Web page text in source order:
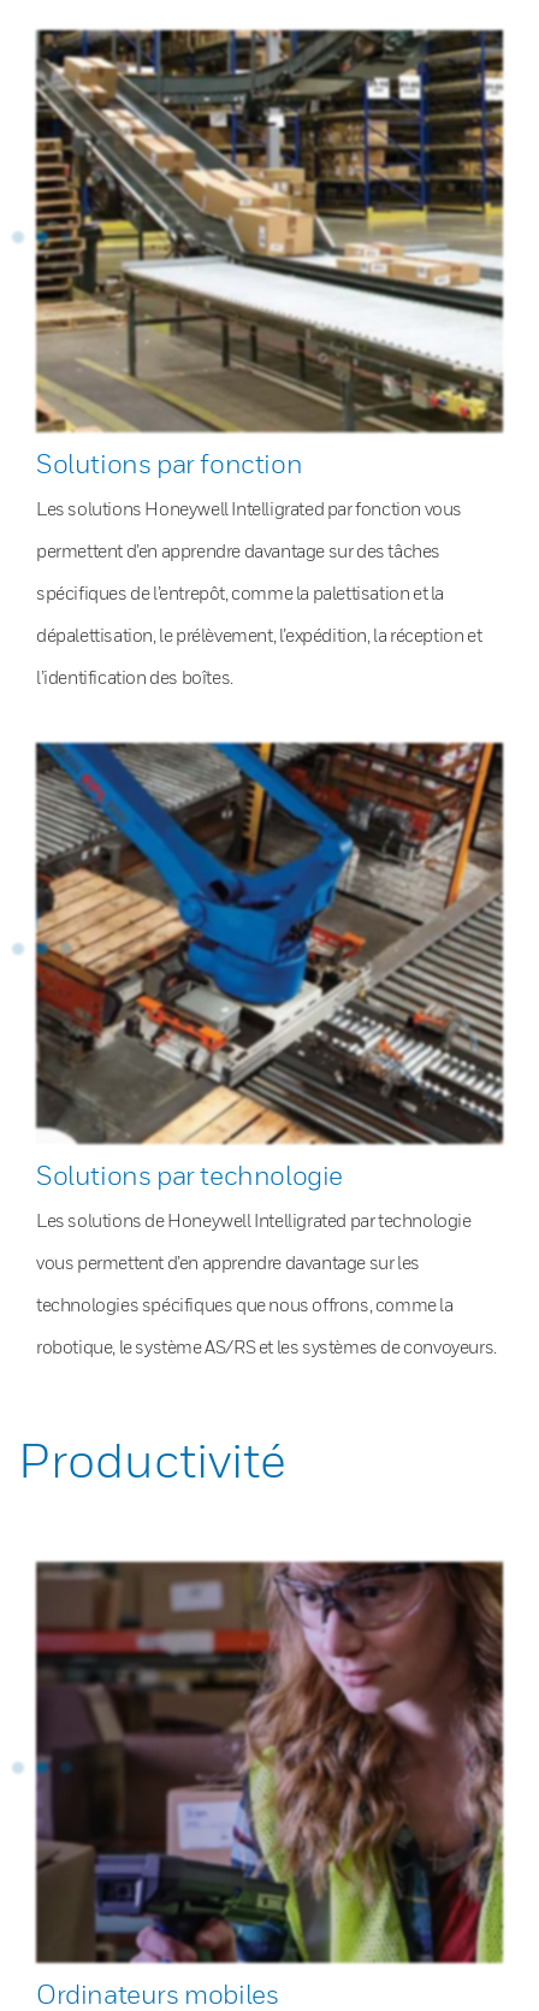
Solutions par fonction
Les solutions Honeywell Intelligrated par fonction vous
permettent d’en apprendre davantage sur des tâches
spécifiques de l’entrepôt, comme la palettisation et la
dépalettisation, le prélèvement, l’expédition, la réception et
l’identification des boîtes.
Solutions par technologie
Les solutions de Honeywell Intelligrated par technologie
vous permettent d’en apprendre davantage sur les
technologies spécifiques que nous offrons, comme la
robotique, le système AS/RS et les systèmes de convoyeurs.
Productivité
Ordinateurs mobiles